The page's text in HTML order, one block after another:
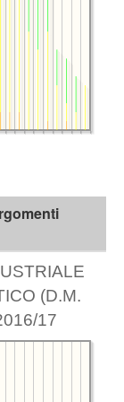
(D.M.
17